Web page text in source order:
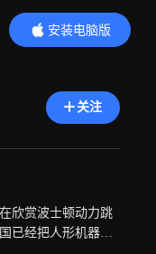
安装电脑版
内容更精彩
关注
欣赏波士顿动力跳
已经把人形机器人